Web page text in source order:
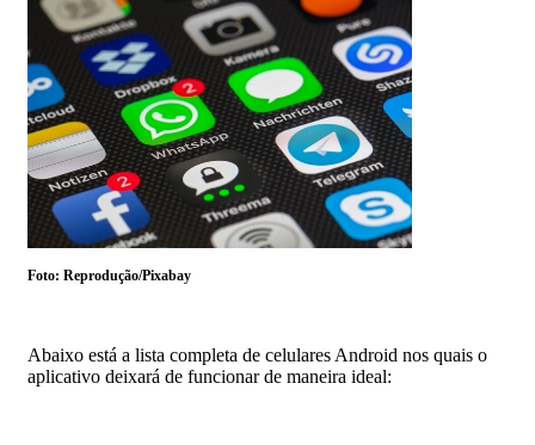
Foto: Reprodução/Pixabay
Abaixo está a lista completa de celulares Android nos quais o
aplicativo deixará de funcionar de maneira ideal: